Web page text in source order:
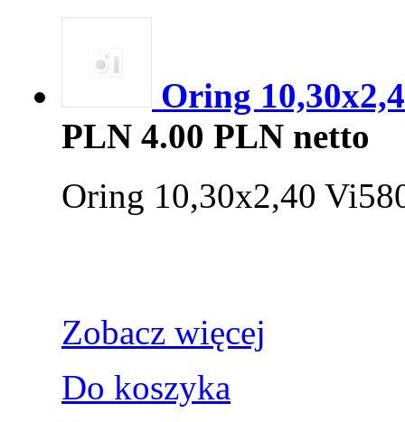
Oring
PLN 4.00 PLN netto
Oring 10,30x2,40
Zobacz więcej
Do koszyka